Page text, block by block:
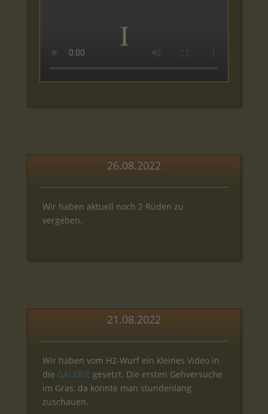
26.08.2022
Wir haben aktuell noch 2 Rüden zu
vergeben.
21.08.2022
Wir haben vom H2-Wurf ein kleines Video in
die GALERIE gesetzt. Die ersten Gehversuche
im Gras, da könnte man stundenlang
zuschauen.